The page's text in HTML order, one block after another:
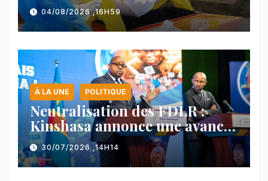
nord-est du pays
04/08/2026 ,16H59
À LA UNE POLITIQUE
Neutralisation des FDLR :
Kinshasa annonce une avancée
majeure et maintient sa ligne
face au Rwanda
30/07/2026 ,14H14